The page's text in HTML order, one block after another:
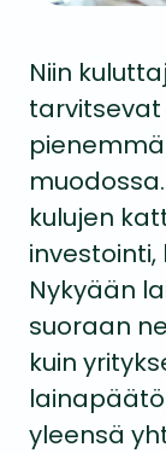
Niin
tarvitsevat
kulujen
Nykyään
suoraan
kuin
yleensä